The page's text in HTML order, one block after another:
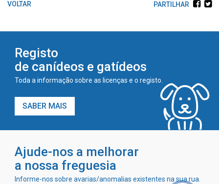
PARTILHAR
Registo
de canídeos e gatídeos
Toda a informação sobre as licenças e o registo.
SABER MAIS
Ajude-nos a melhorar
a nossa freguesia
Informe-nos sobre avarias/anomalias existentes na sua rua.